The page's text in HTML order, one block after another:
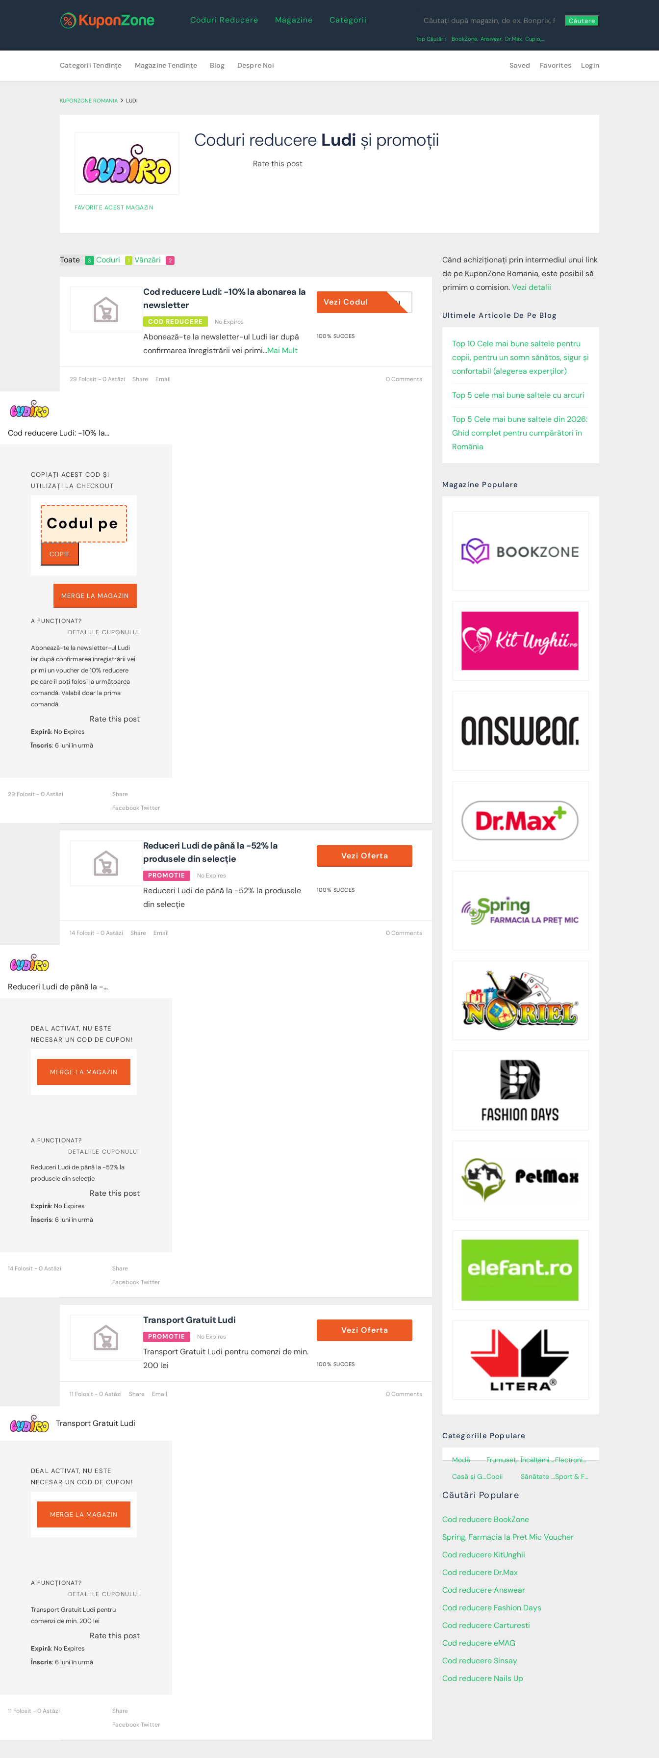
Coduri Reducere Magazine Categorii Căutare
Top Căutări: BookZone, Answear, Dr.Max, Cupio,...
to
content
Categorii Tendințe Magazine Tendințe Blog Despre Noi Saved Favorites Login
KUPONZONE ROMANIA > LUDI
FAVORITE ACEST MAGAZIN
Coduri reducere Ludi și promoții
Rate this post
Toate 3 Coduri 1 Vânzări 2
Cod reducere Ludi: -10% la abonarea la
newsletter
COD REDUCERE No Expires
Abonează-te la newsletter-ul Ludi iar după
confirmarea înregistrării vei primi...Mai Mult
PE EMAIL
Vezi Codul
100% SUCCES
29 Folosit - 0 Astăzi Share Email 0 Comments
Cod reducere Ludi: -10% la abonarea la newsletter
COPIAȚI ACEST COD ȘI
UTILIZAȚI LA CHECKOUT
COPIE
MERGE LA MAGAZIN
A FUNCȚIONAT?
DETALIILE CUPONULUI
Abonează-te la newsletter-ul Ludi
iar după confirmarea înregistrării vei
primi un voucher de 10% reducere
pe care îl poți folosi la următoarea
comandă. Valabil doar la prima
comandă.
Rate this post
Expiră: No Expires
Înscris: 6 luni în urmă
29 Folosit - 0 Astăzi
Share
FacebookTwitter
Reduceri Ludi de până la -52% la
produsele din selecție
PROMOTIE No Expires
Reduceri Ludi de până la -52% la produsele
din selecție
Vezi Oferta
100% SUCCES
14 Folosit - 0 Astăzi Share Email 0 Comments
Reduceri Ludi de până la -52% la produsele din selecție
DEAL ACTIVAT, NU ESTE
NECESAR UN COD DE CUPON!
MERGE LA MAGAZIN
A FUNCȚIONAT?
DETALIILE CUPONULUI
Reduceri Ludi de până la -52% la
produsele din selecție
Rate this post
Expiră: No Expires
Înscris: 6 luni în urmă
14 Folosit - 0 Astăzi
Share
FacebookTwitter
Transport Gratuit Ludi
PROMOTIE No Expires
Transport Gratuit Ludi pentru comenzi de min.
200 lei
Vezi Oferta
100% SUCCES
11 Folosit - 0 Astăzi Share Email 0 Comments
Transport Gratuit Ludi
DEAL ACTIVAT, NU ESTE
NECESAR UN COD DE CUPON!
MERGE LA MAGAZIN
A FUNCȚIONAT?
DETALIILE CUPONULUI
Transport Gratuit Ludi pentru
comenzi de min. 200 lei
Rate this post
Expiră: No Expires
Înscris: 6 luni în urmă
11 Folosit - 0 Astăzi
Share
FacebookTwitter
Când achiziționați prin intermediul unui link
de pe KuponZone Romania, este posibil să
primim o comision.Vezi detalii
Ultimele Articole De Pe Blog
Top 10 Cele mai bune saltele pentru
copii, pentru un somn sănătos, sigur și
confortabil (alegerea experților)
Top 5 cele mai bune saltele cu arcuri
Top 5 Cele mai bune saltele din 2026:
Ghid complet pentru cumpărători în
România
Magazine Populare
Categoriile Populare
Modă Frumusețe și Cosmetice Încălţăminte
Electronice și electrocasnice
Casă și GrădinăCopii Sănătate și Îngrijire personală Sport & Fitness
Căutări Populare
Cod reducere BookZone
Spring, Farmacia la Pret Mic Voucher
Cod reducere KitUnghii
Cod reducere Dr.Max
Cod reducere Answear
Cod reducere Fashion Days
Cod reducere Carturesti
Cod reducere eMAG
Cod reducere Sinsay
Cod reducere Nails Up